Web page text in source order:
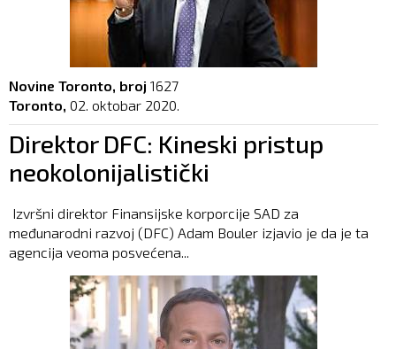
Novine Toronto, broj 1627
Toronto, 02. oktobar 2020.
Direktor DFC: Kineski pristup
neokolonijalistički
Izvršni direktor Finansijske korporcije SAD za
međunarodni razvoj (DFC) Adam Bouler izjavio je da je ta
agencija veoma posvećena...